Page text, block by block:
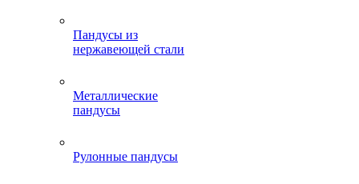
Пандусы из
нержавеющей стали
Металлические
пандусы
Рулонные пандусы